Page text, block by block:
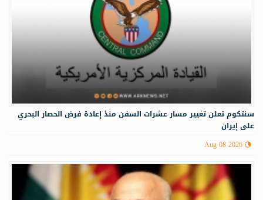
سنتكوم تعلن تغيير مسار عشرات السفن منذ إعادة فرض الحصار البحري
على إيران
Aug 08 2026